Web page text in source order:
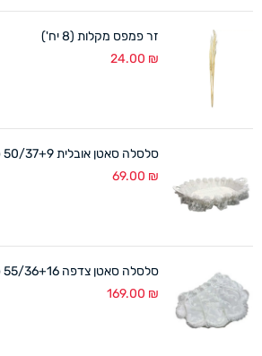
זר פמפס מקלות (8 יח')
24.00 ₪
סלסלה סאטן אובלית 50/37+9 ס"מ לבן
69.00 ₪
סלסלה סאטן צדפה 55/36+16 ס"מ לבן
169.00 ₪